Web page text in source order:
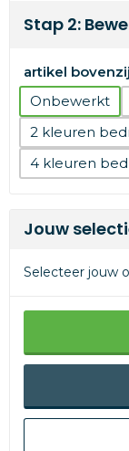
Stap 2:
artikel
Onbewerkt
2
4
Jouw
Selecteer jouw